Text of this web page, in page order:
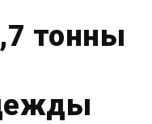
тонны